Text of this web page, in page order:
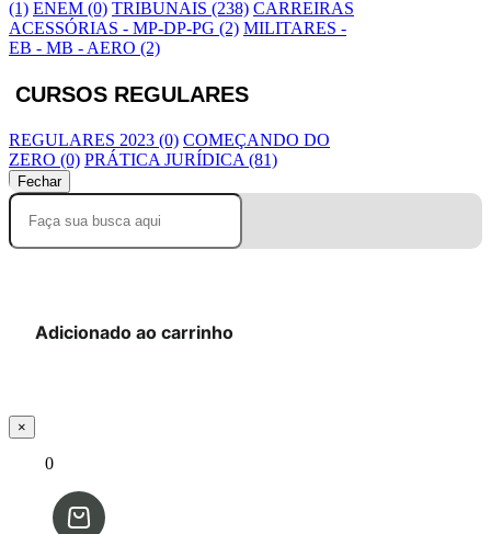
(1) ENEM (0) TRIBUNAIS (238) CARREIRAS
ACESSÓRIAS - MP-DP-PG (2) MILITARES -
EB - MB - AERO (2)
CURSOS REGULARES
REGULARES 2023 (0) COMEÇANDO DO
ZERO (0) PRÁTICA JURÍDICA (81)
Fechar
Adicionado ao carrinho
×
0